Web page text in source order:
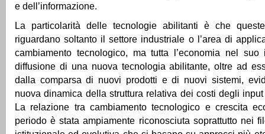
e dell’informazione.
La particolarità delle tecnologie abilitanti è che
riguardano soltanto il settore industriale o l’area di
cambiamento tecnologico, ma tutta l’economia nel suo
diffusione di una nuova tecnologia abilitante, oltre ad
dalla comparsa di nuovi prodotti e di nuovi sistemi,
nuova dinamica della struttura relativa dei costi degli
La relazione tra cambiamento tecnologico e crescita
periodo è stata ampiamente riconosciuta soprattutto nei